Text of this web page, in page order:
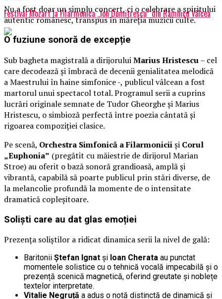
Festival Mozart la Filarmonica „Ion Dumitrescu” din Râmnicu Vâlcea
Nu a fost doar un simplu concert, ci o celebrare a spiritului
autentic românesc, transpus în măreția muzicii culte.
O fuziune sonoră de excepție
Sub bagheta magistrală a dirijoruluiMarius Hristescu– cel
care decodează și îmbracă de decenii genialitatea melodică
a Maestrului în haine simfonice -, publicul vâlcean a fost
martorul unui spectacol total. Programul serii a cuprins
lucrări originale semnate de Tudor Gheorghe și Marius
Hristescu, o simbioză perfectă între poezia cântată și
rigoarea compoziției clasice.
Pe scenă, Orchestra Simfonică a Filarmoniciiși Corul
„Euphonia” (pregătit cu măiestrie de dirijorul Marian
Stroe) au oferit o bază sonoră grandioasă, amplă și
vibrantă, capabilă să poarte publicul prin stări diverse, de
la melancolie profundă la momente de o intensitate
dramatică copleșitoare.
Soliști care au dat glas emoției
Prezența soliștilor a ridicat dinamica serii la nivel de gală:
Baritonii Ștefan Ignat și Ioan Cherata au punctat
momentele solistice cu o tehnică vocală impecabilă și o
prezență scenică magnetică, oferind greutate și noblețe
textelor interpretate.
Vitalie Negruță a adus o notă distinctă de dinamică și